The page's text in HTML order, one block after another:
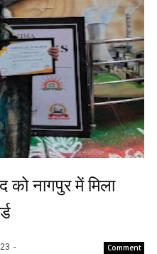
को नागपुर में मिला
Comment